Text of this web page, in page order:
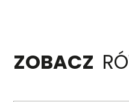
ZOBACZ